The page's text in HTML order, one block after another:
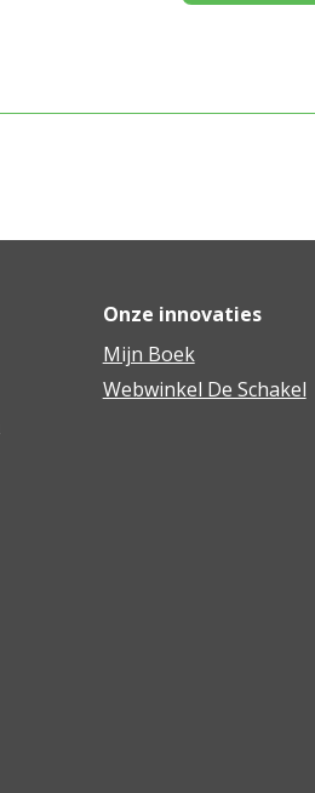
Onze innovaties
Mijn Boek
Webwinkel De Schakel